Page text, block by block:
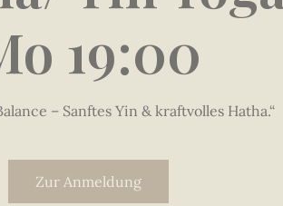
19:00
– Sanftes Yin & kraftvolles Hatha.“
Zur Anmeldung